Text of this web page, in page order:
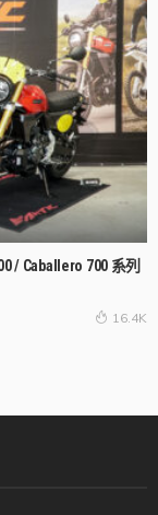
/ Caballero 700 系列
16.4K